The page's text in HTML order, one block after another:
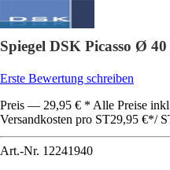
Spiegel DSK Picasso Ø
Erste Bewertung schreiben
Preis — 29,95 € * Alle Preise
Versandkosten pro ST29,95 €*/
Art.-Nr. 12241940